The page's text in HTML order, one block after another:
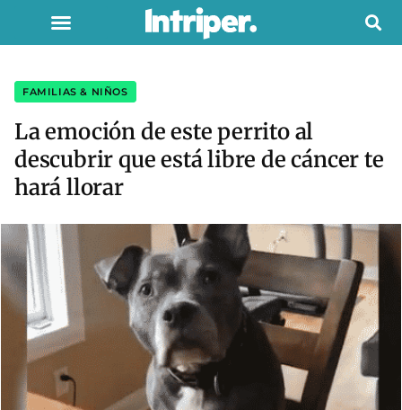
FAMILIAS & NIÑOS
La emoción de este perrito al
descubrir que está libre de cáncer te
hará llorar